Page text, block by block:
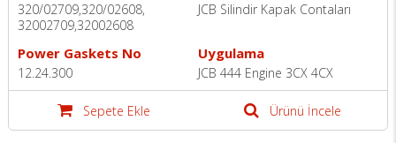
320/02709,320/02608,
32002709,32002608
JCB Silindir Kapak Contaları
Power Gaskets No
12.24.300
Uygulama
JCB 444 Engine 3CX 4CX
Sepete Ekle Ürünü İncele